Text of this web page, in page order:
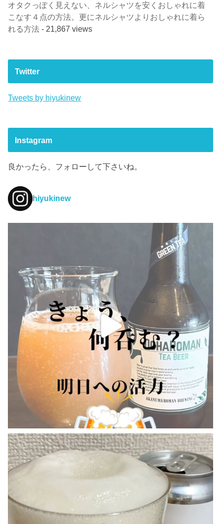
オタクっぽく見えない、ネルシャツを安くおしゃれに着
こなす４点の方法。更にネルシャツよりおしゃれに着ら
れる方法 - 21,867 views
Twitter
Tweets by hiyukinew
Instagram
良かったら、フォローして下さいね。
hiyukinew